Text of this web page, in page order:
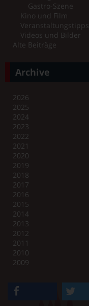
Gastro-Szene
Kino und Film
Veranstaltungstipps
Videos und Bilder
Alte Beiträge
Archive
2026
2025
2024
2023
2022
2021
2020
2019
2018
2017
2016
2015
2014
2013
2012
2011
2010
2009